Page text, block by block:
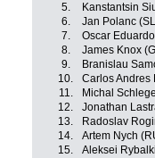
5.
Kanstantsin
6.
Jan Polanc
7.
Oscar
8.
James Knox
9.
Branislau
10.
Carlos Andres
11.
Michal
12.
Jonathan
13.
Radoslav
14.
Artem Nych
15.
Aleksei